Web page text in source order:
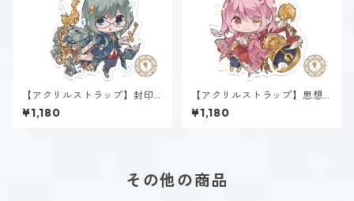
【アクリルストラップ】封印
魔法α~Sealing~
¥1,180
【アクリルストラップ】思想
魔法α~Psyche~
¥1,180
その他の商品